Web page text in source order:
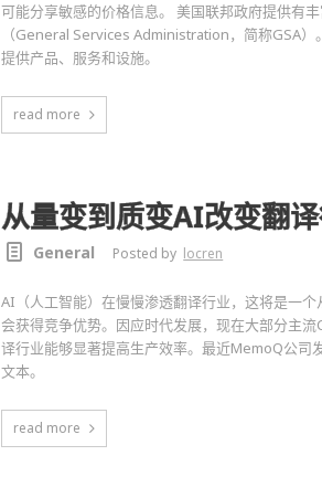
可能分享敏感的价格信息。 美国联邦政府提供有
（General Services Administration，简称GSA
提供产品、服务和设施。
read more
从量变到质变AI改变翻
General Posted by locren
AI（人工智能）在慢慢渗透翻译行业，这将是一
会获得竞争优势。因应时代发展，现在大部分主
译行业能够显著提高生产效率。最近MemoQ公司
文本。
read more